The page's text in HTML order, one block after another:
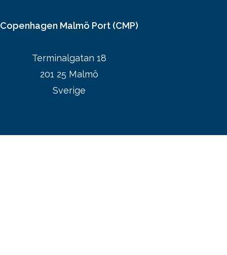
Copenhagen Malmö Port (CMP)
Terminalgatan 18
201 25 Malmö
Sverige